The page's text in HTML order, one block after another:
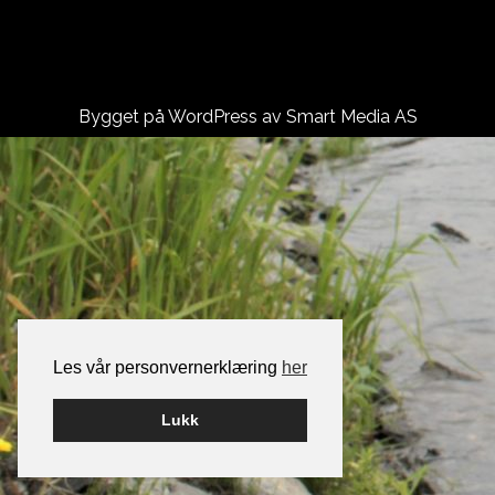
Les vår personvernerklæring her
Lukk
Bygget på WordPress av Smart Media AS